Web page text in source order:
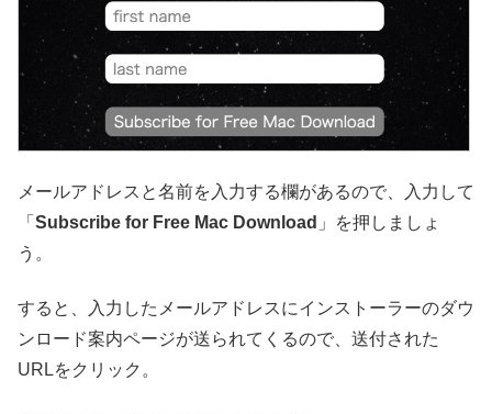
メールアドレスと名前を入力する欄があるので、入力して
「 Subscribe for Free Mac Download 」を押しましょ
う。
すると、入力したメールアドレスにインストーラーのダウ
ンロード案内ページが送られてくるので、送付された
URLをクリック。